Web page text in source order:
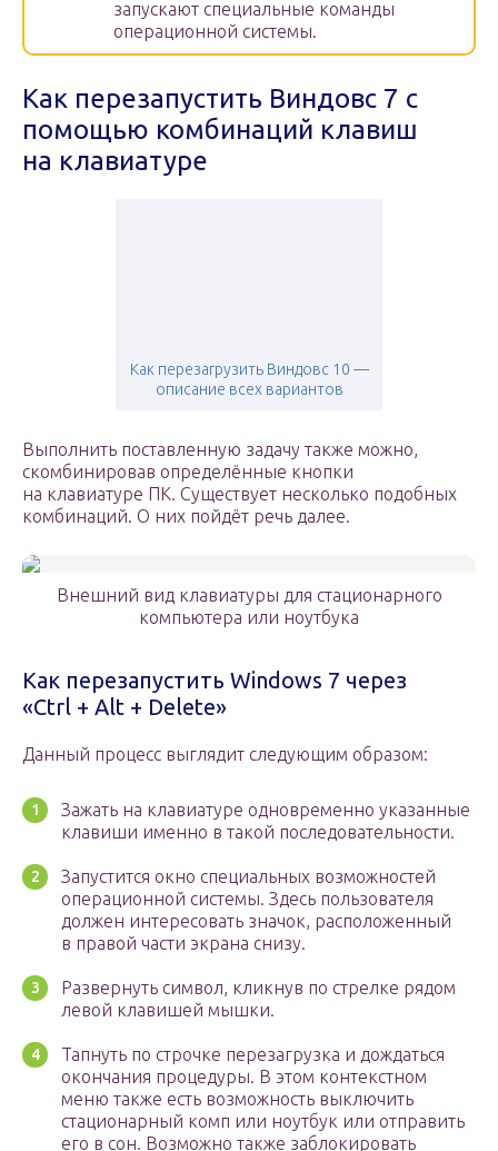
запускают специальные команды
операционной системы.
Как перезапустить Виндовс 7 с
помощью комбинаций клавиш
на клавиатуре
Как перезагрузить Виндовс 10 —
описание всех вариантов
Выполнить поставленную задачу также можно,
скомбинировав определённые кнопки
на клавиатуре ПК. Существует несколько подобных
комбинаций. О них пойдёт речь далее.
Внешний вид клавиатуры для стационарного
компьютера или ноутбука
Как перезапустить Windows 7 через
«Ctrl + Alt + Delete»
Данный процесс выглядит следующим образом:
Зажать на клавиатуре одновременно указанные
клавиши именно в такой последовательности.
Запустится окно специальных возможностей
операционной системы. Здесь пользователя
должен интересовать значок, расположенный
в правой части экрана снизу.
Развернуть символ, кликнув по стрелке рядом
левой клавишей мышки.
Тапнуть по строчке перезагрузка и дождаться
окончания процедуры. В этом контекстном
меню также есть возможность выключить
стационарный комп или ноутбук или отправить
его в сон. Возможно также заблокировать